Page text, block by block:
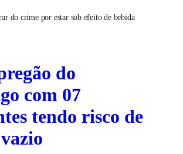
do crime por estar sob efeito de bebida
do
com 07
tendo risco de